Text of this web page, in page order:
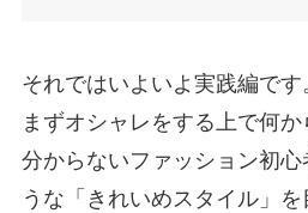
それではいよいよ実践編です
まずオシャレをする上で何
分からないファッション初心
うな「きれいめスタイル」を